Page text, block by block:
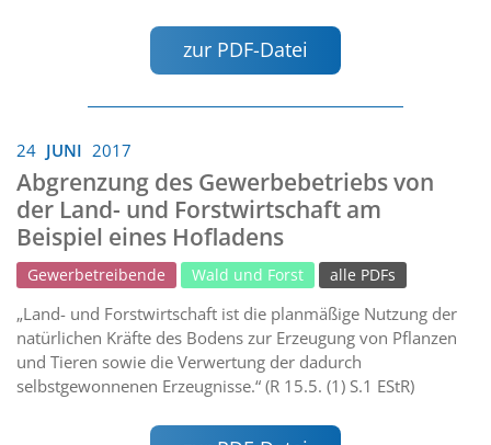
zur PDF-Datei
24 JUNI 2017
Abgrenzung des Gewerbebetriebs von
der Land- und Forstwirtschaft am
Beispiel eines Hofladens
Gewerbetreibende Wald und Forst alle PDFs
„Land- und Forstwirtschaft ist die planmäßige Nutzung der
natürlichen Kräfte des Bodens zur Erzeugung von Pflanzen
und Tieren sowie die Verwertung der dadurch
selbstgewonnenen Erzeugnisse.“ (R 15.5. (1) S.1 EStR)